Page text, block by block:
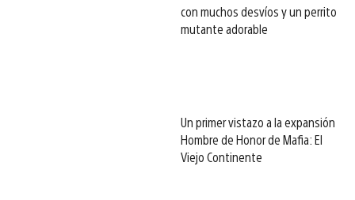
con muchos desvíos y un perrito
mutante adorable
Un primer vistazo a la expansión
Hombre de Honor de Mafia: El
Viejo Continente